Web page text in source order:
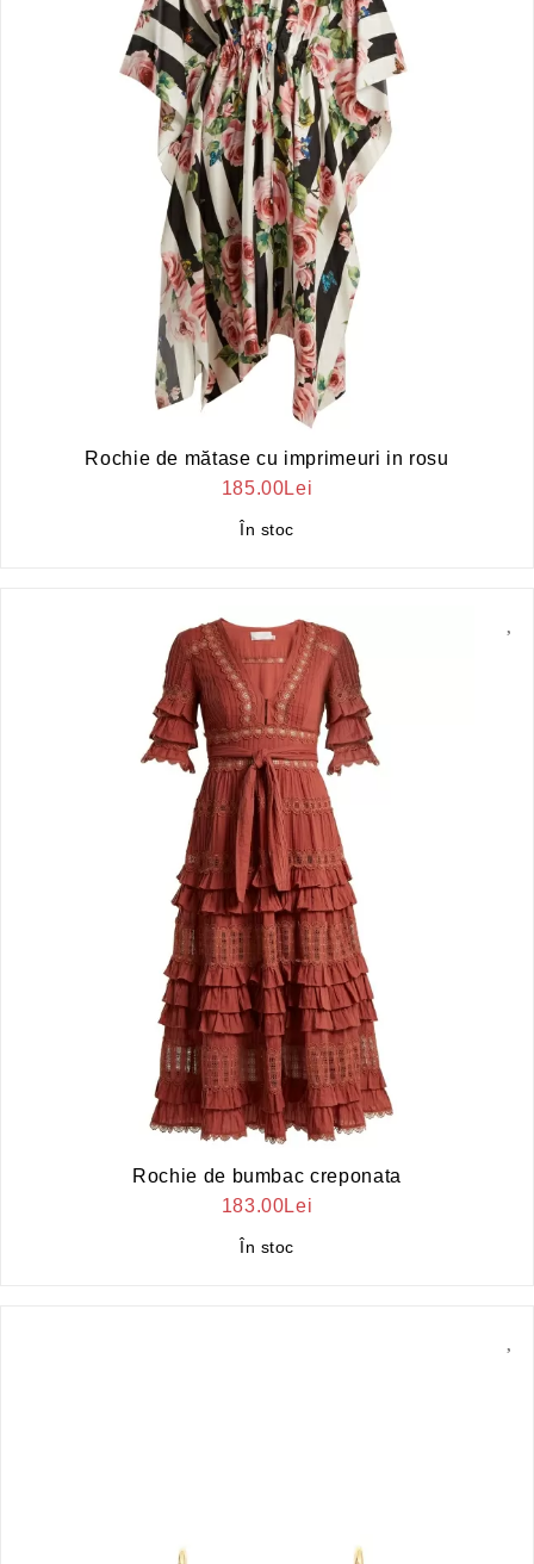
Rochie de mătase cu imprimeuri in rosu
185.00Lei
În stoc
Rochie de bumbac creponata
183.00Lei
În stoc